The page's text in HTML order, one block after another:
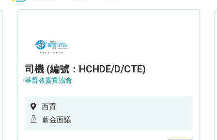
司機 (編號：HCHDE/D/CTE)
基督教靈實協會
西貢
薪金面議